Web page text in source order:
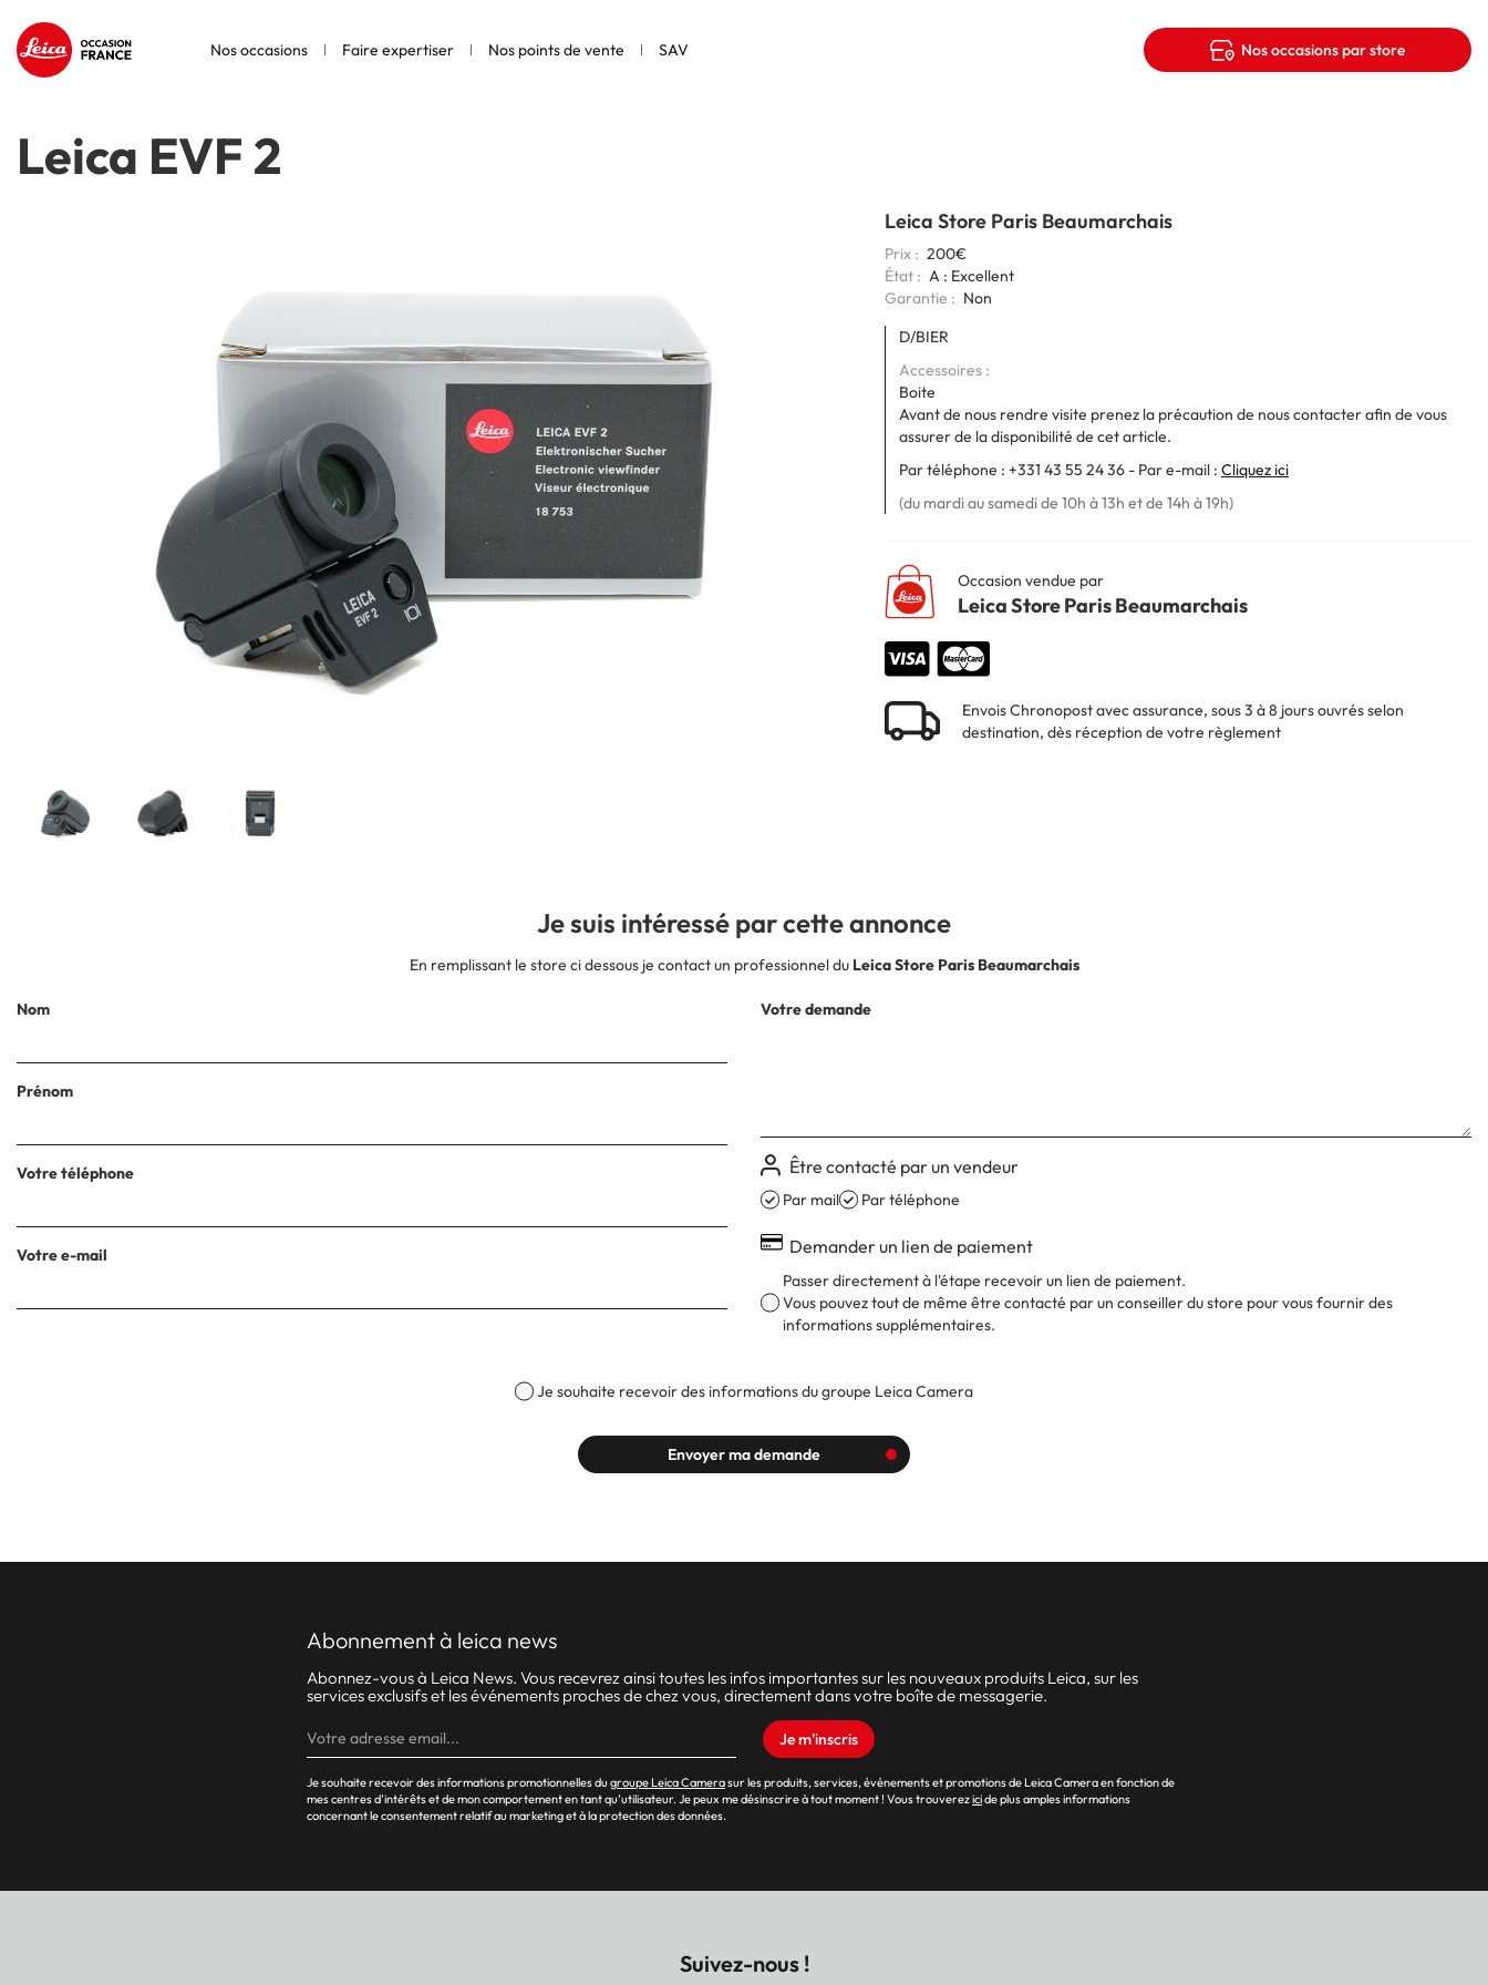
Nos occasions Faire expertiser Nos points de vente SAV Nos occasions par store
Leica EVF 2
Leica Store Paris Beaumarchais
Prix
200€
État
A : Excellent
Garantie
Non
6bits
D/BIER
Accessoires
Boite
Avant de nous rendre visite prenez la précaution de nous contacter afin de vous
assurer de la disponibilité de cet article.
Par téléphone : +331 43 55 24 36 - Par e-mail : Cliquez ici
(du mardi au samedi de 10h à 13h et de 14h à 19h)
Occasion vendue par
Leica Store Paris Beaumarchais
Envois Chronopost avec assurance, sous 3 à 8 jours ouvrés selon
destination, dès réception de votre règlement
Je suis intéressé par cette annonce
En remplissant le store ci dessous je contact un professionnel du Leica Store Paris Beaumarchais
Nom
Prénom
Votre téléphone
Votre e-mail
Votre demande
Être contacté par un vendeur
Par mail Par téléphone
Demander un lien de paiement
Passer directement à l'étape recevoir un lien de paiement.
Vous pouvez tout de même être contacté par un conseiller du store pour vous fournir des
informations supplémentaires.
Je souhaite recevoir des informations du groupe Leica Camera
Envoyer ma demande
abonnement à leica news
Abonnez-vous à Leica News. Vous recevrez ainsi toutes les infos importantes sur les nouveaux produits Leica, sur les
services exclusifs et les événements proches de chez vous, directement dans votre boîte de messagerie.
Je m'inscris
Je souhaite recevoir des informations promotionnelles du groupe Leica Camerasur les produits, services, événements et promotions de Leica Camera en fonction de
mes centres d’intérêts et de mon comportement en tant qu’utilisateur. Je peux me désinscrire à tout moment ! Vous trouverezicide plus amples informations
concernant le consentement relatif au marketing et à la protection des données.
Suivez-nous !